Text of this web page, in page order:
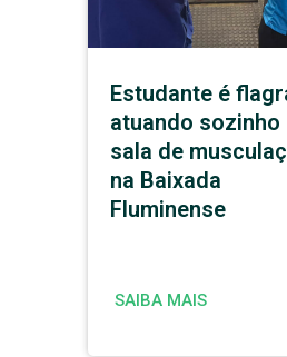
Estudante é
atuando sozinho
sala de
na Baixada
Fluminense
SAIBA MAIS